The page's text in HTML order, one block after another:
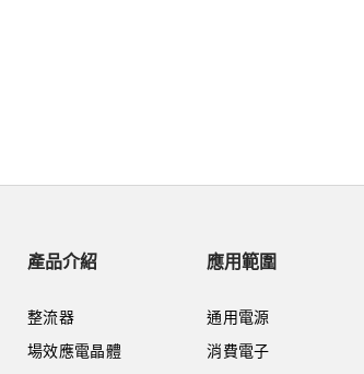
產品介紹
整流器
場效應電晶體
應用範圍
通用電源
消費電子